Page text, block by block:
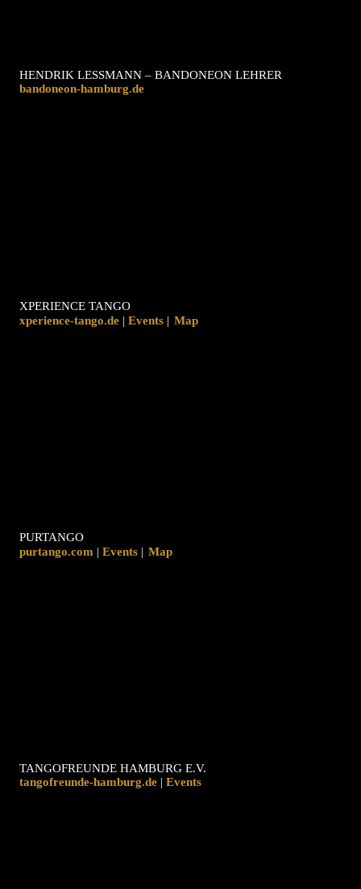
HENDRIK LESSMANN – BANDONEON LEHRER
bandoneon-hamburg.de
XPERIENCE TANGO
xperience-tango.de | | Map
PURTANGO
purtango.com | | Map
TANGOFREUNDE HAMBURG E.V.
tangofreunde-hamburg.de |